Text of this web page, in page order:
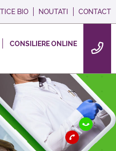
BIO NOUTATI CONTACT
CONSILIERE ONLINE